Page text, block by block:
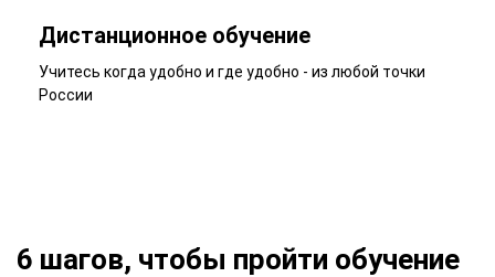
Дистанционное обучение
Учитесь когда удобно и где удобно - из любой точки
России
6 шагов, чтобы пройти обучение